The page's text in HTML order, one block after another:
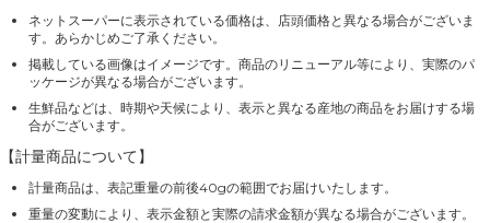
ネットスーパーに表示されている価格は、店頭価格と異なる場合がございま
す。あらかじめご了承ください。
掲載している画像はイメージです。商品のリニューアル等により、実際のパ
ッケージが異なる場合がございます。
生鮮品などは、時期や天候により、表示と異なる産地の商品をお届けする場
合がございます。
【計量商品について】
計量商品は、表記重量の前後40gの範囲でお届けいたします。
重量の変動により、表示金額と実際の請求金額が異なる場合がございます。